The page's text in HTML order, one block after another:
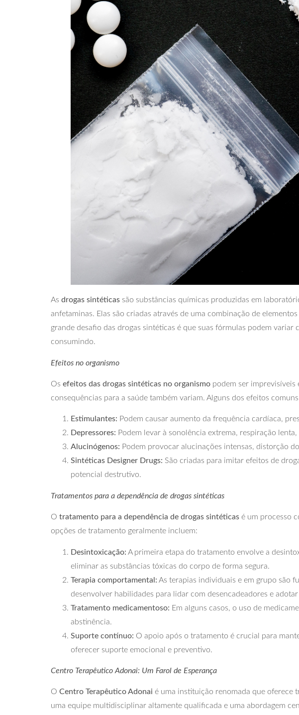
As drogas sintéticas são substâncias químicas produzidas em
anfetaminas. Elas são criadas através de uma combinação de
grande desafio das drogas sintéticas é que suas fórmulas podem
consumindo.
Efeitos no organismo
Os efeitos das drogas sintéticas no organismo podem ser imprevisíveis
consequências para a saúde também variam. Alguns dos efeitos
Estimulantes: Podem causar aumento da frequência cardíaca,
Depressores: Podem levar à sonolência extrema, respiração
Alucinógenos: Podem provocar alucinações intensas, distorção
Sintéticas Designer Drugs: São criadas para imitar efeitos de
potencial destrutivo.
Tratamentos para a dependência de drogas sintéticas
O tratamento para a dependência de drogas sintéticas é um processo
opções de tratamento geralmente incluem:
Desintoxicação: A primeira etapa do tratamento envolve a
eliminar as substâncias tóxicas do corpo de forma segura.
Terapia comportamental: As terapias individuais e em grupo são
desenvolver habilidades para lidar com desencadeadores e
Tratamento medicamentoso: Em alguns casos, o uso de
abstinência.
Suporte contínuo: O apoio após o tratamento é crucial para
oferecer suporte emocional e preventivo.
Centro Terapêutico Adonai: Um Farol de Esperança
O Centro Terapêutico Adonai é uma instituição renomada que oferece
uma equipe multidisciplinar altamente qualificada e uma abordagem